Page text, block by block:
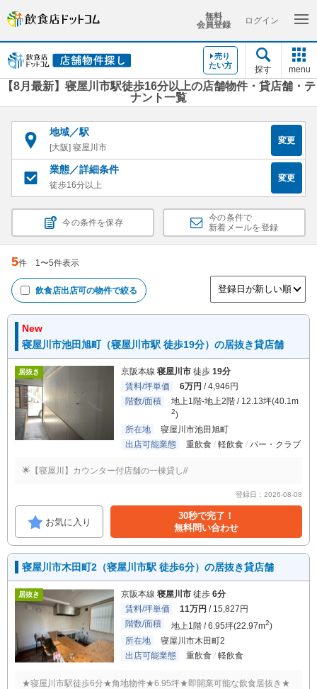
無料
会員登録
ログイン
売り
たい方
探す menu
【8月最新】寝屋川市駅徒歩16分以上の店舗物件・貸店舗・テ
ナント一覧
地域／駅
[大阪] 寝屋川市
変更
業態／詳細条件
徒歩16分以上
変更
今の条件を保存
今の条件で
新着メールを登録
5件 1〜5件表示
飲食店出店可の物件で絞る
New
寝屋川市池田旭町（寝屋川市駅 徒歩19分）の居抜き貸店舗
居抜き 京阪本線 寝屋川市 徒歩 19分
賃料/坪単価
6万円 / 4,946円
階数/面積
地上1階-地上2階 / 12.13坪(40.1m
2)
所在地
寝屋川市池田旭町
出店可能業態
重飲食 軽飲食 バー・クラブ
🌟【寝屋川】カウンター付店舗の一棟貸し//
登録日：2026-08-08
お気に入り
30秒で完了！
無料問い合わせ
寝屋川市木田町2（寝屋川市駅 徒歩6分）の居抜き貸店舗
居抜き 京阪本線 寝屋川市 徒歩 6分
賃料/坪単価
11万円 / 15,827円
階数/面積
地上1階 / 6.95坪(22.97m2)
所在地
寝屋川市木田町2
出店可能業態
重飲食 軽飲食
★寝屋川市駅徒歩6分★角地物件★6.95坪★即開業可能な飲食居抜き★